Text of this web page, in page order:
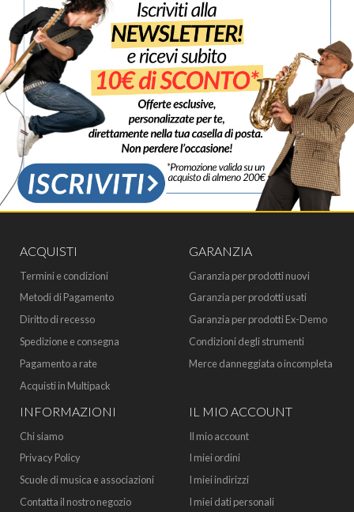
ACQUISTI
Termini e condizioni
Metodi di Pagamento
Diritto di recesso
Spedizione e consegna
Pagamento a rate
Acquisti in Multipack
GARANZIA
Garanzia per prodotti nuovi
Garanzia per prodotti usati
Garanzia per prodotti Ex-Demo
Condizioni degli strumenti
Merce danneggiata o incompleta
INFORMAZIONI
Chi siamo
Privacy Policy
Scuole di musica e associazioni
Contatta il nostro negozio
IL MIO ACCOUNT
Il mio account
I miei ordini
I miei indirizzi
I miei dati personali